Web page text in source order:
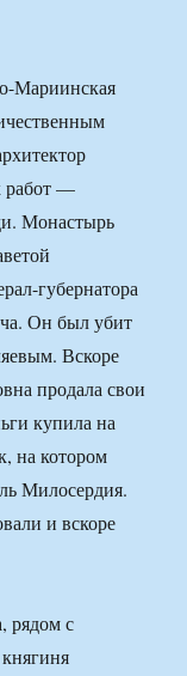
Мариинская
работ —
Монастырь
губернатора
Он был убит
Вскоре
продала свои
купила на
на котором
Милосердия.
и вскоре
рядом с